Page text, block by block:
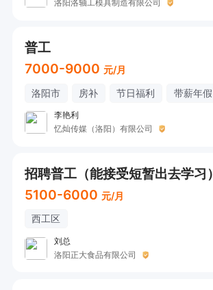
洛阳洛轴工模具制造有限公司
普工
7000-9000 元/月
洛阳市 房补 节日福利 带薪年假
李艳利
忆灿传媒（洛阳）有限公司
招聘普工（能接受短暂出去学习）
5100-6000 元/月
西工区
刘总
洛阳正大食品有限公司